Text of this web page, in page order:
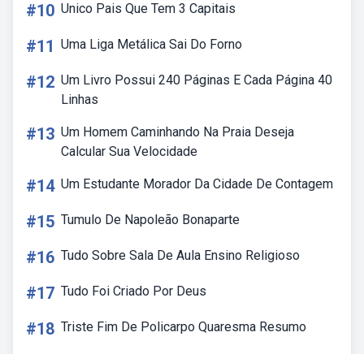
#10 Unico Pais Que Tem 3 Capitais
#11 Uma Liga Metálica Sai Do Forno
#12 Um Livro Possui 240 Páginas E Cada Página 40
Linhas
#13 Um Homem Caminhando Na Praia Deseja
Calcular Sua Velocidade
#14 Um Estudante Morador Da Cidade De Contagem
#15 Tumulo De Napoleão Bonaparte
#16 Tudo Sobre Sala De Aula Ensino Religioso
#17 Tudo Foi Criado Por Deus
#18 Triste Fim De Policarpo Quaresma Resumo